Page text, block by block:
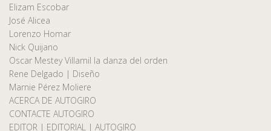
Elizam Escobar
José Alicea
Lorenzo Homar
Nick Quijano
Oscar Mestey Villamil la danza del orden
Rene Delgado | Diseño
Marnie Pérez Moliere
ACERCA DE AUTOGIRO
CONTACTE AUTOGIRO
EDITOR | EDITORIAL | AUTOGIRO